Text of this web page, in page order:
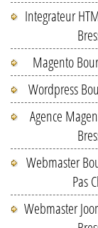
Integrateur
Magento
Wordpress
Agence
Webmaster
Pas
Webmaster